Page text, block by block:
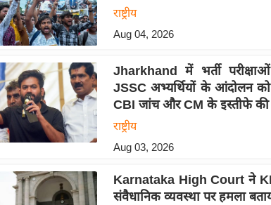
राष्ट्रीय
Aug 04, 2026
Jharkhand में भर्ती
JSSC अभ्यर्थियों के आंदोलन
CBI जांच और CM के इस्तीफे
राष्ट्रीय
Aug 03, 2026
Karnataka High Court ने
संवैधानिक व्यवस्था पर हमला